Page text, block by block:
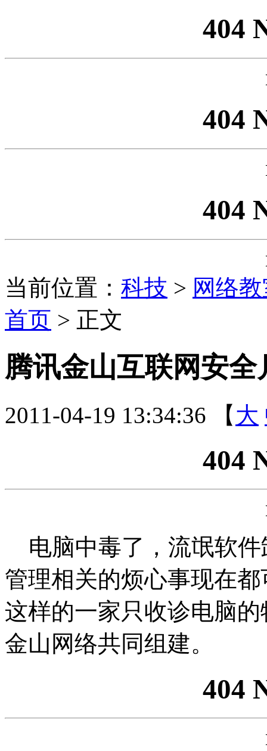
404
404
404
当前位置： 科技 > 网络
首页 > 正文
腾讯金山互联网安
2011-04-19 13:34:36 【大
404
电脑中毒了，流氓软
管理相关的烦心事现在
这样的一家只收诊电脑
金山网络共同组建。
404